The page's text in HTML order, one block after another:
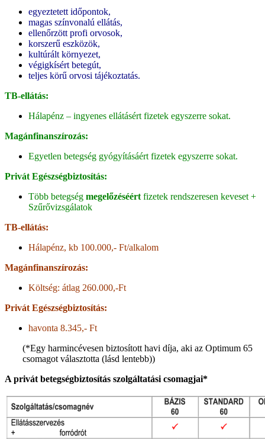
egyeztetett időpontok,
magas színvonalú ellátás,
ellenőrzött profi orvosok,
korszerű eszközök,
kultúrált környezet,
végigkísért betegút,
teljes körű orvosi tájékoztatás.
TB-ellátás:
Hálapénz – ingyenes ellátásért fizetek egyszerre sokat.
Magánfinanszírozás:
Egyetlen betegség gyógyításáért fizetek egyszerre sokat.
Privát Egészségbiztosítás:
Több betegség megelőzéséért fizetek rendszeresen keveset +
Szűrővizsgálatok
TB-ellátás:
Hálapénz, kb 100.000,- Ft/alkalom
Magánfinanszírozás:
Költség: átlag 260.000,-Ft
Privát Egészségbiztosítás:
havonta 8.345,- Ft
(*Egy harmincévesen biztosított havi díja, aki az Optimum 65
csomagot választotta (lásd lentebb))
A privát betegségbiztosítás szolgáltatási csomagjai*